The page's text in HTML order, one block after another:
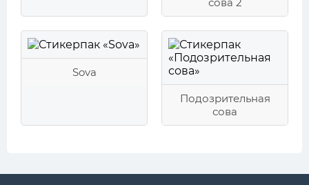
Sova
Подозрительная
сова